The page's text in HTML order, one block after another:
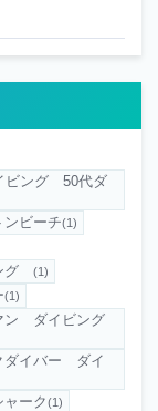
ビング 50代ダ
ンビーチ(1)
グ (1)
(1)
ン ダイビング
ダイバー ダイ
ャーク(1)